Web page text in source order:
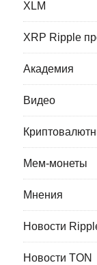
XLM
XRP Ripple
Академия
Видео
Мем-монеты
Мнения
Новости
Новости TON